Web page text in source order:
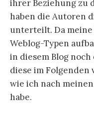
ihrer Beziehung zu
haben die Autoren
unterteilt. Da
Weblog-Typen
in diesem Blog
diese im Folgenden
wie ich nach
habe.